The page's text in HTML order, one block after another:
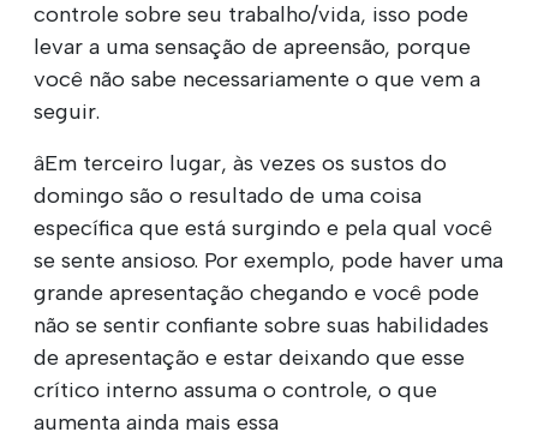
controle sobre seu trabalho/vida, isso pode
levar a uma sensação de apreensão, porque
você não sabe necessariamente o que vem a
seguir.
âEm terceiro lugar, às vezes os sustos do
domingo são o resultado de uma coisa
específica que está surgindo e pela qual você
se sente ansioso. Por exemplo, pode haver uma
grande apresentação chegando e você pode
não se sentir confiante sobre suas habilidades
de apresentação e estar deixando que esse
crítico interno assuma o controle, o que
aumenta ainda mais essa